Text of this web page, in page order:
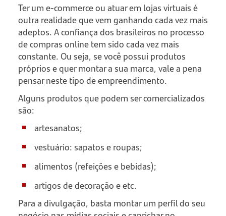
Ter um e-commerce ou atuar em lojas virtuais é
outra realidade que vem ganhando cada vez mais
adeptos. A confiança dos brasileiros no processo
de compras online tem sido cada vez mais
constante. Ou seja, se você possui produtos
próprios e quer montar a sua marca, vale a pena
pensar neste tipo de empreendimento.
Alguns produtos que podem ser comercializados
são:
artesanatos;
vestuário: sapatos e roupas;
alimentos (refeições e bebidas);
artigos de decoração e etc.
Para a divulgação, basta montar um perfil do seu